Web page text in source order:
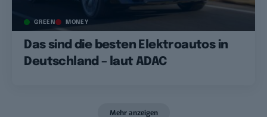
GREEN MONEY
Das sind die besten Elektroautos in
Deutschland – laut ADAC
Mehr anzeigen